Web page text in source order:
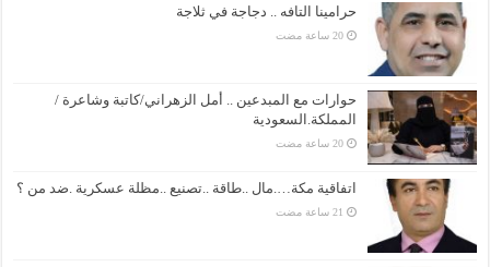
حرامينا التافه .. دجاجة في ثلاجة
‏20 ساعة مضت
حوارات مع المبدعين .. أمل الزهراني/كاتبة وشاعرة /
المملكة.السعودية
‏20 ساعة مضت
اتفاقية مكة….مال ..طاقة ..تصنيع ..مظلة عسكرية .ضد من ؟